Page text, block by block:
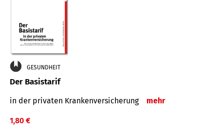
GESUNDHEIT
Der Basistarif
in der privaten Kran­ken­ver­siche­rung mehr
1,80 €